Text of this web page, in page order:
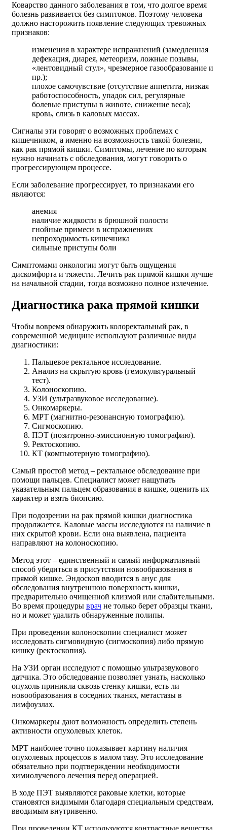
Коварство данного заболевания в том, что долгое время
болезнь развивается без симптомов. Поэтому человека
должно насторожить появление следующих тревожных
признаков:
изменения в характере испражнений (замедленная
дефекация, диарея, метеоризм, ложные позывы,
«лентовидный стул», чрезмерное газообразование и
пр.);
плохое самочувствие (отсутствие аппетита, низкая
работоспособность, упадок сил, регулярные
болевые приступы в животе, снижение веса);
кровь, слизь в каловых массах.
Сигналы эти говорят о возможных проблемах с
кишечником, а именно на возможность такой болезни,
как рак прямой кишки. Симптомы, лечение по которым
нужно начинать с обследования, могут говорить о
прогрессирующем процессе.
Если заболевание прогрессирует, то признаками его
являются:
анемия
наличие жидкости в брюшной полости
гнойные примеси в испражнениях
непроходимость кишечника
сильные приступы боли
Симптомами онкологии могут быть ощущения
дискомфорта и тяжести. Лечить рак прямой кишки лучше
на начальной стадии, тогда возможно полное излечение.
Диагностика рака прямой кишки
Чтобы вовремя обнаружить колоректальный рак, в
современной медицине используют различные виды
диагностики:
Пальцевое ректальное исследование.
Анализ на скрытую кровь (гемокультуральный
тест).
Колоноскопию.
УЗИ (ультразвуковое исследование).
Онкомаркеры.
МРТ (магнитно-резонансную томографию).
Сигмоскопию.
ПЭТ (позитронно-эмиссионную томографию).
Ректоскопию.
КТ (компьютерную томографию).
Самый простой метод – ректальное обследование при
помощи пальцев. Специалист может нащупать
указательным пальцем образования в кишке, оценить их
характер и взять биопсию.
При подозрении на рак прямой кишки диагностика
продолжается. Каловые массы исследуются на наличие в
них скрытой крови. Если она выявлена, пациента
направляют на колоноскопию.
Метод этот – единственный и самый информативный
способ убедиться в присутствии новообразования в
прямой кишке. Эндоскоп вводится в анус для
обследования внутреннюю поверхность кишки,
предварительно очищенной клизмой или слабительными.
Во время процедуры врач не только берет образцы ткани,
но и может удалить обнаруженные полипы.
При проведении колоноскопии специалист может
исследовать сигмовидную (сигмоскопия) либо прямую
кишку (ректоскопия).
На УЗИ орган исследуют с помощью ультразвукового
датчика. Это обследование позволяет узнать, насколько
опухоль приникла сквозь стенку кишки, есть ли
новообразования в соседних тканях, метастазы в
лимфоузлах.
Онкомаркеры дают возможность определить степень
активности опухолевых клеток.
МРТ наиболее точно показывает картину наличия
опухолевых процессов в малом тазу. Это исследование
обязательно при подтверждении необходимости
химиолучевого лечения перед операцией.
В ходе ПЭТ выявляются раковые клетки, которые
становятся видимыми благодаря специальным средствам,
вводимым внутривенно.